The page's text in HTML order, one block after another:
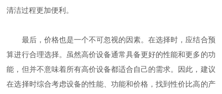
清洁过程更加便利。
最后，价格也是一个不可忽视的因素。在选择时，应结合预
算进行合理选择。虽然高价设备通常具备更好的性能和更多的功
能，但并不意味着所有高价设备都适合自己的需求。因此，建议
在选择时综合考虑设备的性能、功能和价格，找到性价比高的产